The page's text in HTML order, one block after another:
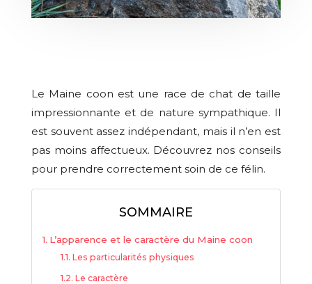
Le Maine coon est une race de chat de taille
impressionnante et de nature sympathique. Il
est souvent assez indépendant, mais il n’en est
pas moins affectueux. Découvrez nos conseils
pour prendre correctement soin de ce félin.
SOMMAIRE
L’apparence et le caractère du Maine coon
Les particularités physiques
Le caractère